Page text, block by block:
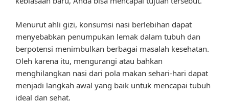
Menurut ahli gizi, konsumsi nasi berlebihan dapat
menyebabkan penumpukan lemak dalam tubuh dan
berpotensi menimbulkan berbagai masalah kesehatan.
Oleh karena itu, mengurangi atau bahkan
menghilangkan nasi dari pola makan sehari-hari dapat
menjadi langkah awal yang baik untuk mencapai tubuh
ideal dan sehat.